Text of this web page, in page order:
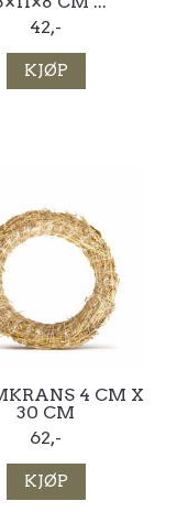
42,-
KJØP
4 CM X
30 CM
62,-
KJØP